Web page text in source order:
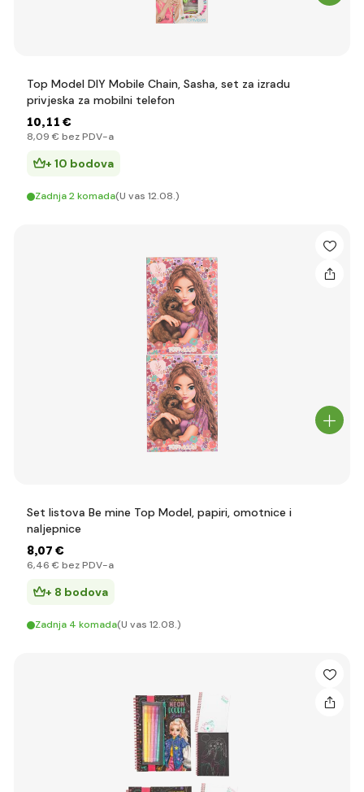
Top Model DIY Mobile Chain, Sasha, set za izradu
privjeska za mobilni telefon
10,11 €
8,09 € bez PDV-a
+ 10 bodova
Zadnja 2 komada(U vas 12.08.)
Set listova Be mine Top Model, papiri, omotnice i
naljepnice
8,07 €
6,46 € bez PDV-a
+ 8 bodova
Zadnja 4 komada(U vas 12.08.)